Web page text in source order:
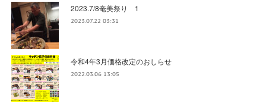
2023.7/8奄美祭り 1
2023.07.22 03:31
令和4年3月価格改定のおしらせ
2022.03.06 13:05